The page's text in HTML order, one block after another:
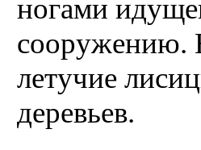
ногами
сооружению.
летучие
деревьев.